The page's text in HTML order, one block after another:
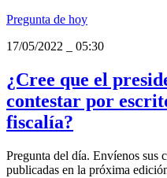
Pregunta de hoy
17/05/2022
05:30
¿Cree que el
contestar por
fiscalía?
Pregunta del día. Envíenos sus
publicadas en la próxima